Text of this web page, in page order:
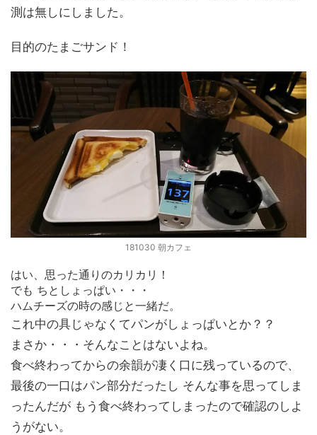
測は無しにしました。
目的のたまごサンド！
181030 朝カフェ
はい、思った通りのカリカリ！
でも ちとしょっぱい・・・
ハムチーズの時の感じと一緒だ。
これ中の具じゃなくてパンがしょっぱいとか？？
まさか・・・そんなことはないよね。
食べ終わってからの余韻が凄く口に残っているので、
最後の一口はパン部分だったし そんな事を思ってしま
ったんだが もう食べ終わってしまったので確認のしよ
うがない。